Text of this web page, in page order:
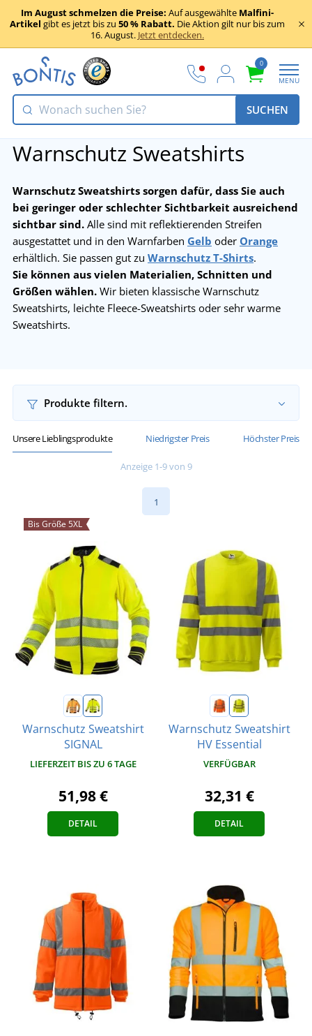
Im August schmelzen die Preise: Auf ausgewählte Malfini-
Artikel gibt es jetzt bis zu 50 % Rabatt. Die Aktion gilt nur bis zum
16. August. Jetzt entdecken.
0
MENU
SUCHEN
Warnschutz Sweatshirts
Warnschutz Sweatshirts sorgen dafür, dass Sie auch
bei geringer oder schlechter Sichtbarkeit ausreichend
sichtbar sind. Alle sind mit reflektierenden Streifen
ausgestattet und in den Warnfarben Gelb oder Orange
erhältlich. Sie passen gut zu Warnschutz T-Shirts.
Sie können aus vielen Materialien, Schnitten und
Größen wählen. Wir bieten klassische Warnschutz
Sweatshirts, leichte Fleece-Sweatshirts oder sehr warme
Sweatshirts.
Produkte filtern.
Unsere Lieblingsprodukte Niedrigster Preis Höchster Preis
Anzeige 1-9 von 9
1
Bis Größe 5XL
Warnschutz Sweatshirt
SIGNAL
LIEFERZEIT BIS ZU 6 TAGE
51,98 €
DETAIL
Warnschutz Sweatshirt
HV Essential
VERFÜGBAR
32,31 €
DETAIL